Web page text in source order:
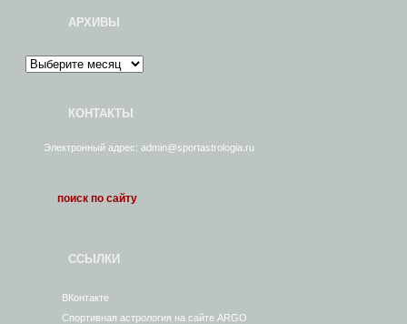
АРХИВЫ
КОНТАКТЫ
Электронный адрес: admin@sportastrologia.ru
ССЫЛКИ
ВКонтакте
Спортивная астрология на сайте ARGO